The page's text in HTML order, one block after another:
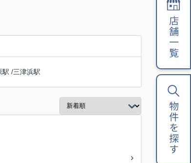
駅 /三津浜駅
店舗一覧
物件を探す